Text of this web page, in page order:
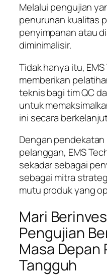
Melalui pengujian
penurunan kualitas
penyimpanan atau
diminimalisir.
Tidak hanya itu,
memberikan
teknis bagi tim QC
untuk
ini secara
Dengan
pelanggan, EMS
sekadar sebagai
sebagai mitra
mutu produk yang
Mari
Pengujian
Masa Depan
Tangguh